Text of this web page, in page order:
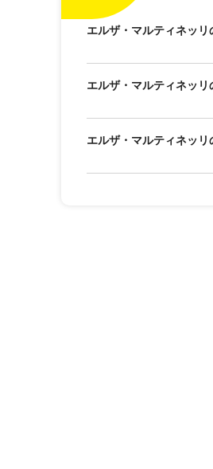
エルザ・マルティネッ
エルザ・マルティネッ
エルザ・マルティネッ